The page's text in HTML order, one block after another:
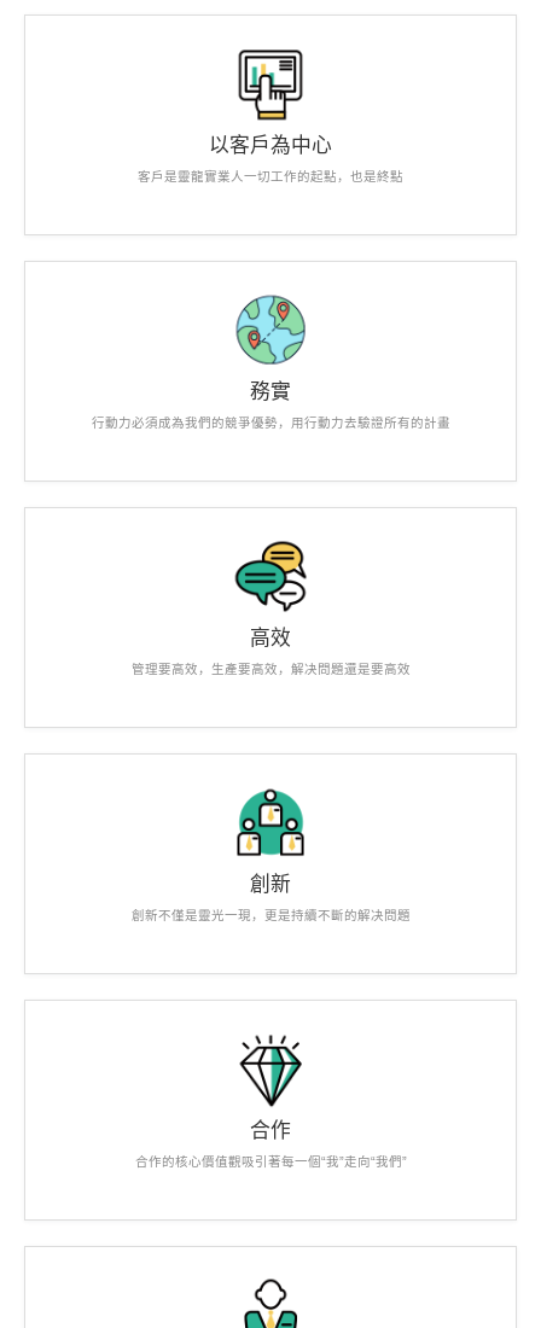
以客戶為中心
客戶是靈龍實業人一切工作的起點，也是終點
務實
行動力必須成為我們的競爭優勢，用行動力去驗證所有的計畫
高效
管理要高效，生產要高效，解决問題還是要高效
創新
創新不僅是靈光一現，更是持續不斷的解决問題
合作
合作的核心價值觀吸引著每一個“我”走向“我們”